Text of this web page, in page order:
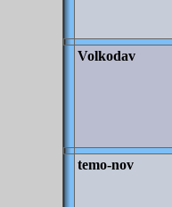
Volkodav
temo-nov